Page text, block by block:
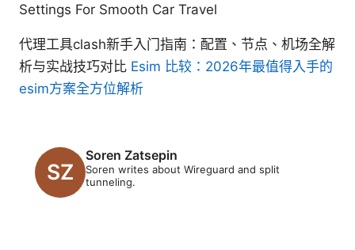
Settings For Smooth Car Travel
代理工具clash新手入门指南：配置、节点、机场全解
析与实战技巧对比 Esim 比较：2026年最值得入手的
esim方案全方位解析
Soren Zatsepin
Soren writes about Wireguard and split
tunneling.